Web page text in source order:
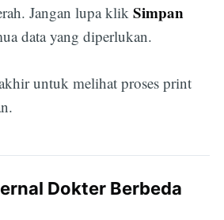
Jangan lupa klik Simpan
data yang diperlukan.
untuk melihat proses print
Dokter Berbeda